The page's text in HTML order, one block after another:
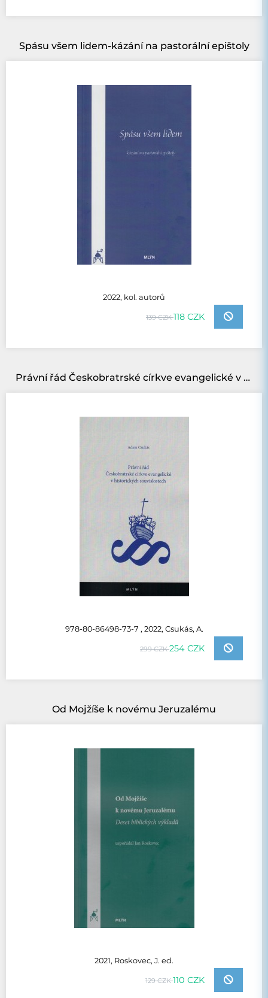
Spásu všem lidem-kázání na pastorální epištoly
2022, kol. autorů
139 CZK118 CZK
Právní řád Českobratrské církve evangelické v historických souvislostech
978-80-86498-73-7 , 2022, Csukás, A.
299 CZK254 CZK
Od Mojžíše k novému Jeruzalému
2021, Roskovec, J. ed.
129 CZK110 CZK